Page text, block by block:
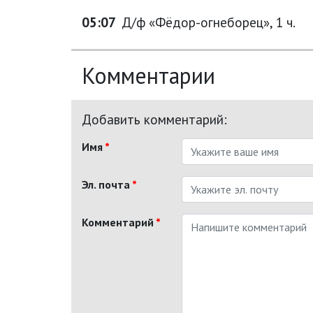
05:07 Д/ф «Фёдор-огнеборец», 1 ч.
Комментарии
Добавить комментарий:
Имя *
Эл. почта *
Комментарий *